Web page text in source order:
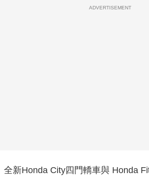
ADVERTISEMENT
全新Honda City四門轎車與 Honda